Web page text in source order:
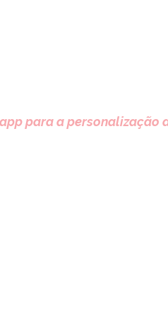
para a personalização